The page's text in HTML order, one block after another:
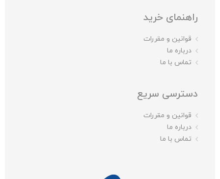
راهنمای خرید
قوانین و مقررات
درباره ما
تماس با ما
دسترسی سریع
قوانین و مقررات
درباره ما
تماس با ما